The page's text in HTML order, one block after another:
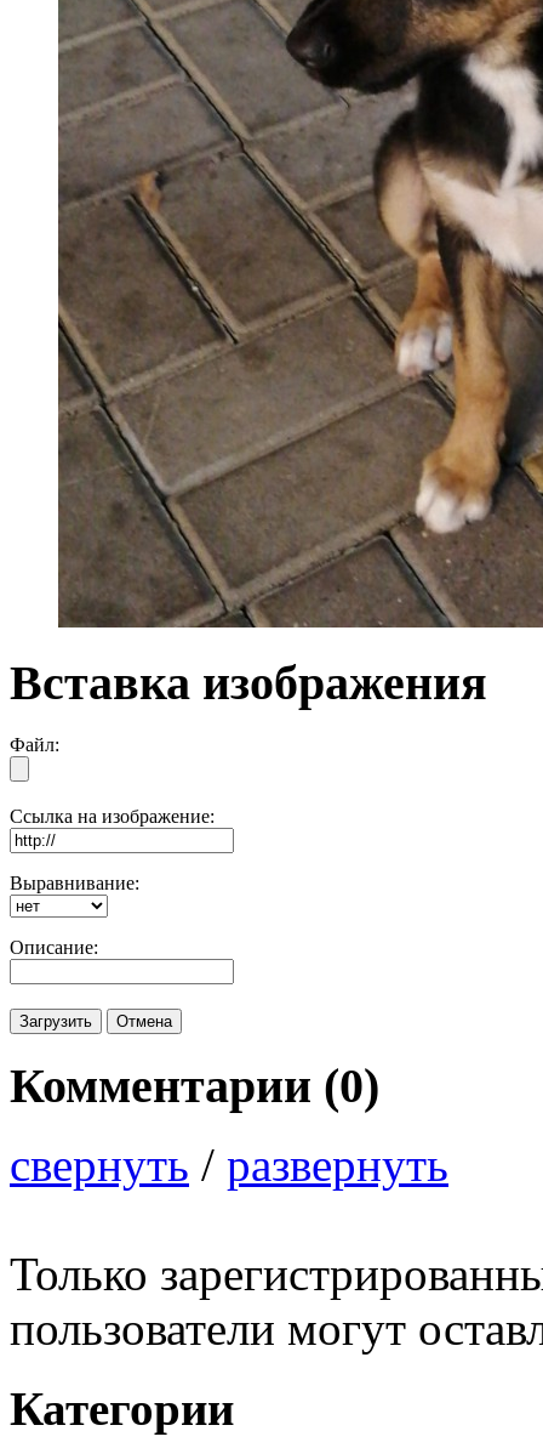
Вставка изображения
Файл:
Ссылка на изображение:
Выравнивание:
Описание:
Комментарии (0)
свернуть / развернуть
Только
пользователи могут
Категории